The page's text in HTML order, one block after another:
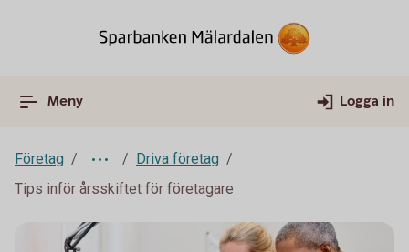
Meny Logga in
Företag
Driva företag
Tips inför årsskiftet för företagare